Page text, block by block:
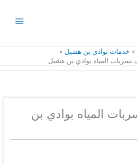
خدمات بوادي بن هشبل
المياه بوادي بن هشبل
المياه بوادي بن